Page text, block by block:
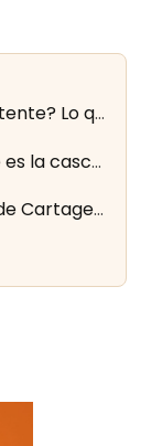
¿El café rompe el ayuno intermitente? Lo que dice la evidencia
Infusión de cáscara de café: qué es la cascara y cómo se prepara
Café asiático: la receta original de Cartagena paso a paso